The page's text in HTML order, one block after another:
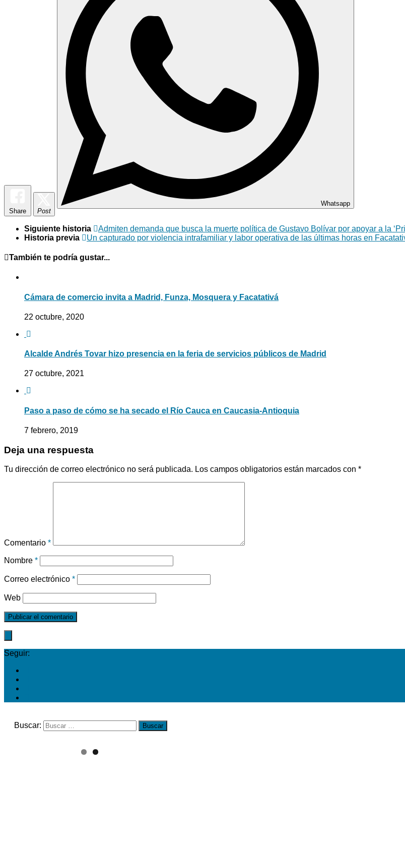
Share Post
Whatsapp
Siguiente historia
Admiten demanda que busca la muerte política de Gustavo Bolívar por apoyar a la
Historia previa
Un capturado por violencia intrafamiliar y labor operativa de las últimas horas en
También te podría gustar...
Cámara de comercio invita a Madrid, Funza, Mosquera y Facatativá
22 octubre, 2020
Alcalde Andrés Tovar hizo presencia en la feria de servicios públicos de Madrid
27 octubre, 2021
Paso a paso de cómo se ha secado el Río Cauca en Caucasia-Antioquia
7 febrero, 2019
Deja una respuesta
Tu dirección de correo electrónico no será publicada. Los campos obligatorios están marcados con *
Comentario *
Nombre *
Correo electrónico *
Web
Seguir:
Buscar: